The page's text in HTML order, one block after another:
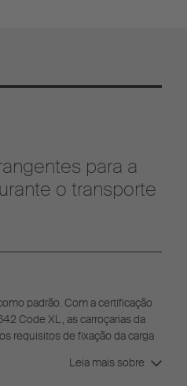
para a
o transporte
padrão. Com a certificação
Code XL, as carroçarias da
requisitos de fixação da carga
Leia mais sobre